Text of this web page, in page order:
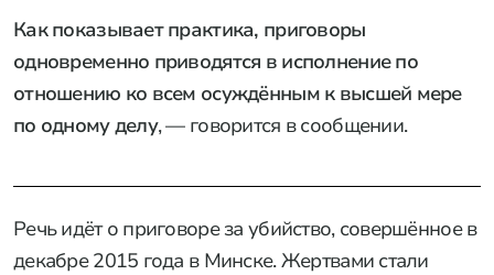
Как показывает практика, приговоры
одновременно приводятся в исполнение по
отношению ко всем осуждённым к высшей мере
по одному делу, — говорится в сообщении.
Речь идёт о приговоре за убийство, совершённое в
декабре 2015 года в Минске. Жертвами стали